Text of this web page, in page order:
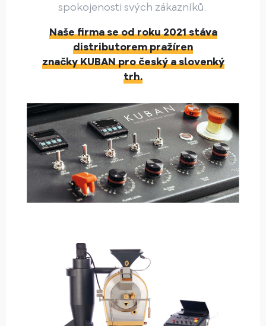
spokojenosti svých zákazníků.
Naše firma se od roku 2021 stáva
distributorem pražíren
značky KUBAN pro český a slovenký
trh.